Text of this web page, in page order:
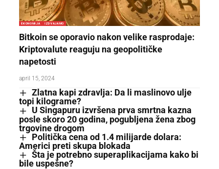
EKONOMIJA IZDVAJAMO
Bitkoin se oporavio nakon velike rasprodaje:
Kriptovalute reaguju na geopolitičke
napetosti
april 15, 2024
Zlatna kapi zdravlja: Da li maslinovo ulje
topi kilograme?
U Singapuru izvršena prva smrtna kazna
posle skoro 20 godina, pogubljena žena zbog
trgovine drogom
Politička cena od 1.4 milijarde dolara:
Americi preti skupa blokada
Šta je potrebno superaplikacijama kako bi
bile uspešne?